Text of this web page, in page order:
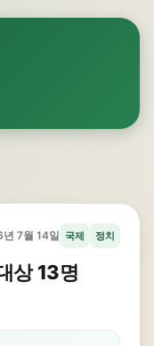
7월 14일 국제 정치
상 13명